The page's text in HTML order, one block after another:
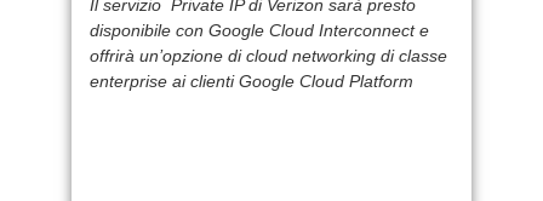
Il servizio Private IP di Verizon sarà presto
disponibile con Google Cloud Interconnect e
offrirà un’opzione di cloud networking di classe
enterprise ai clienti Google Cloud Platform